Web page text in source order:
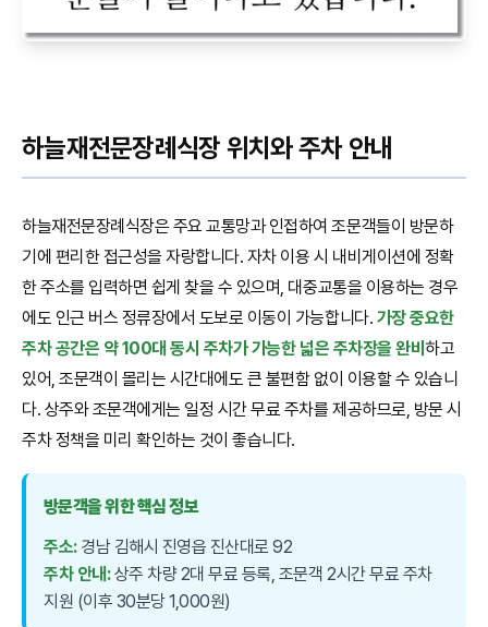
하늘재전문장례식장 위치와 주차 안내
하늘재전문장례식장은 주요 교통망과 인접하여 조문객들이 방문하
기에 편리한 접근성을 자랑합니다. 자차 이용 시 내비게이션에 정확
한 주소를 입력하면 쉽게 찾을 수 있으며, 대중교통을 이용하는 경우
에도 인근 버스 정류장에서 도보로 이동이 가능합니다. 가장 중요한
주차 공간은 약 100대 동시 주차가 가능한 넓은 주차장을 완비하고
있어, 조문객이 몰리는 시간대에도 큰 불편함 없이 이용할 수 있습니
다. 상주와 조문객에게는 일정 시간 무료 주차를 제공하므로, 방문 시
주차 정책을 미리 확인하는 것이 좋습니다.
방문객을 위한 핵심 정보
주소:경남 김해시 진영읍 진산대로 92
주차 안내:상주 차량 2대 무료 등록, 조문객 2시간 무료 주차
지원 (이후 30분당 1,000원)